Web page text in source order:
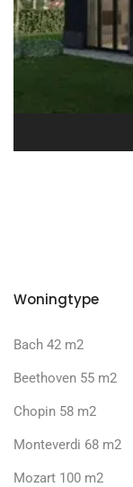
Woningtype
Bach 42 m2
Beethoven 55 m2
Chopin 58 m2
Monteverdi 68 m2
Mozart 100 m2